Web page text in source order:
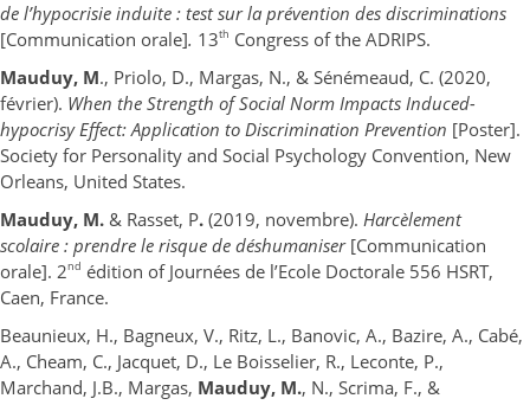
de l’hypocrisie induite : test sur la prévention des discriminations
[Communication orale]. 13th Congress of the ADRIPS.
Mauduy, M., Priolo, D., Margas, N., & Sénémeaud, C. (2020,
février). When the Strength of Social Norm Impacts Induced-
hypocrisy Effect: Application to Discrimination Prevention [Poster].
Society for Personality and Social Psychology Convention, New
Orleans, United States.
Mauduy, M. & Rasset, P. (2019, novembre). Harcèlement
scolaire : prendre le risque de déshumaniser [Communication
orale]. 2nd édition of Journées de l’Ecole Doctorale 556 HSRT,
Caen, France.
Beaunieux, H., Bagneux, V., Ritz, L., Banovic, A., Bazire, A., Cabé,
A., Cheam, C., Jacquet, D., Le Boisselier, R., Leconte, P.,
Marchand, J.B., Margas, Mauduy, M., N., Scrima, F., &